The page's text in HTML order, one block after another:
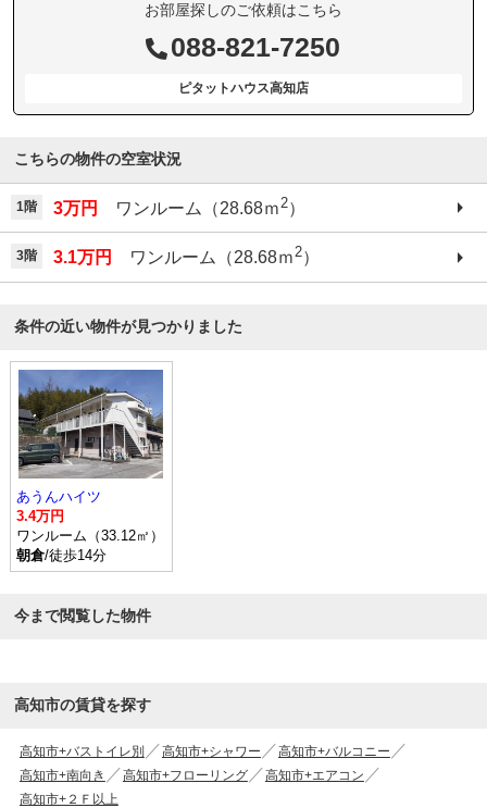
お部屋探しのご依頼はこちら
088-821-7250
ピタットハウス高知店
こちらの物件の空室状況
1階 3万円 ワンルーム（28.68ｍ2）
3階 3.1万円 ワンルーム（28.68ｍ2）
条件の近い物件が見つかりました
あうんハイツ
3.4万円
ワンルーム（33.12㎡）
朝倉/徒歩14分
今まで閲覧した物件
高知市の賃貸を探す
高知市+バストイレ別 高知市+シャワー
高知市+バルコニー
高知市+南向き
高知市+フローリング
高知市+エアコン
高知市+２Ｆ以上